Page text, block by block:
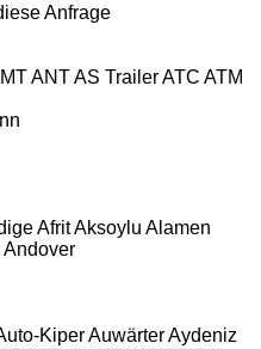
Anfrage
ANTAS TrailerATC ATM
AfritAksoylu Alamen
Andover
KiperAuwärterAydeniz